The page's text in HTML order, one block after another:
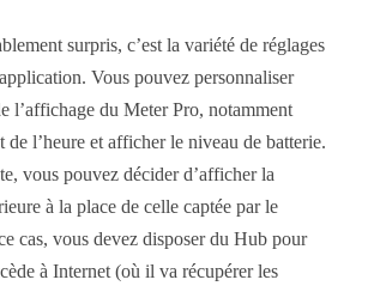
surpris, c’est la variété de réglages
Vous pouvez personnaliser
l’affichage du Meter Pro, notamment
de l’heure et afficher le niveau de batterie.
vous pouvez décider d’afficher la
à la place de celle captée par le
cas, vous devez disposer du Hub pour
à Internet (où il va récupérer les